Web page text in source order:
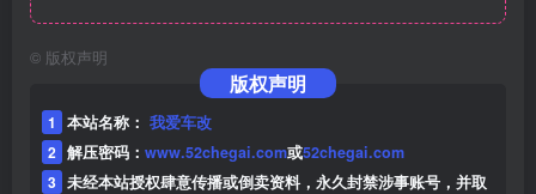
© 版权声明
版权声明
1 本站名称： 我爱车改
2 解压密码： www.52chegai.com或52chegai.com
3 未经本站授权肆意传播或倒卖资料，永久封禁涉事账号，并取